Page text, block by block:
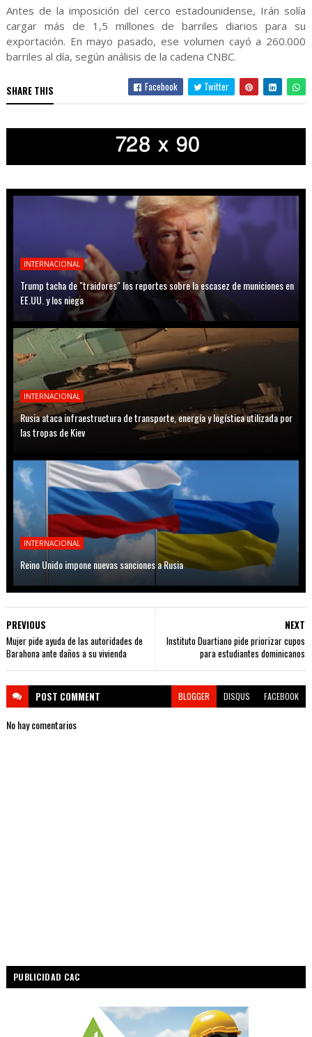
Antes de la imposición del cerco estadounidense, Irán solía
cargar más de 1,5 millones de barriles diarios para su
exportación. En mayo pasado, ese volumen cayó a 260.000
barriles al día, según análisis de la cadena CNBC.
SHARE THIS Facebook Twitter
INTERNACIONAL
Trump tacha de "traidores" los reportes sobre la escasez de municiones en
EE.UU. y los niega
INTERNACIONAL
Rusia ataca infraestructura de transporte, energía y logística utilizada por
las tropas de Kiev
INTERNACIONAL
Reino Unido impone nuevas sanciones a Rusia
NEXT
Instituto Duartiano pide priorizar cupos
para estudiantes dominicanos
PREVIOUS
Mujer pide ayuda de las autoridades de
Barahona ante daños a su vivienda
POST COMMENT BLOGGER DISQUS FACEBOOK
No hay comentarios
PUBLICIDAD CAC